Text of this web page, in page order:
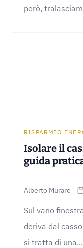
però,
RISPARMIO
Isolare il
guida
Alberto Muraro
Sul vano
deriva dal
si tratta di una...